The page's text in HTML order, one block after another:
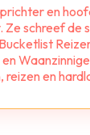
en
Ze schreef de
reizen en